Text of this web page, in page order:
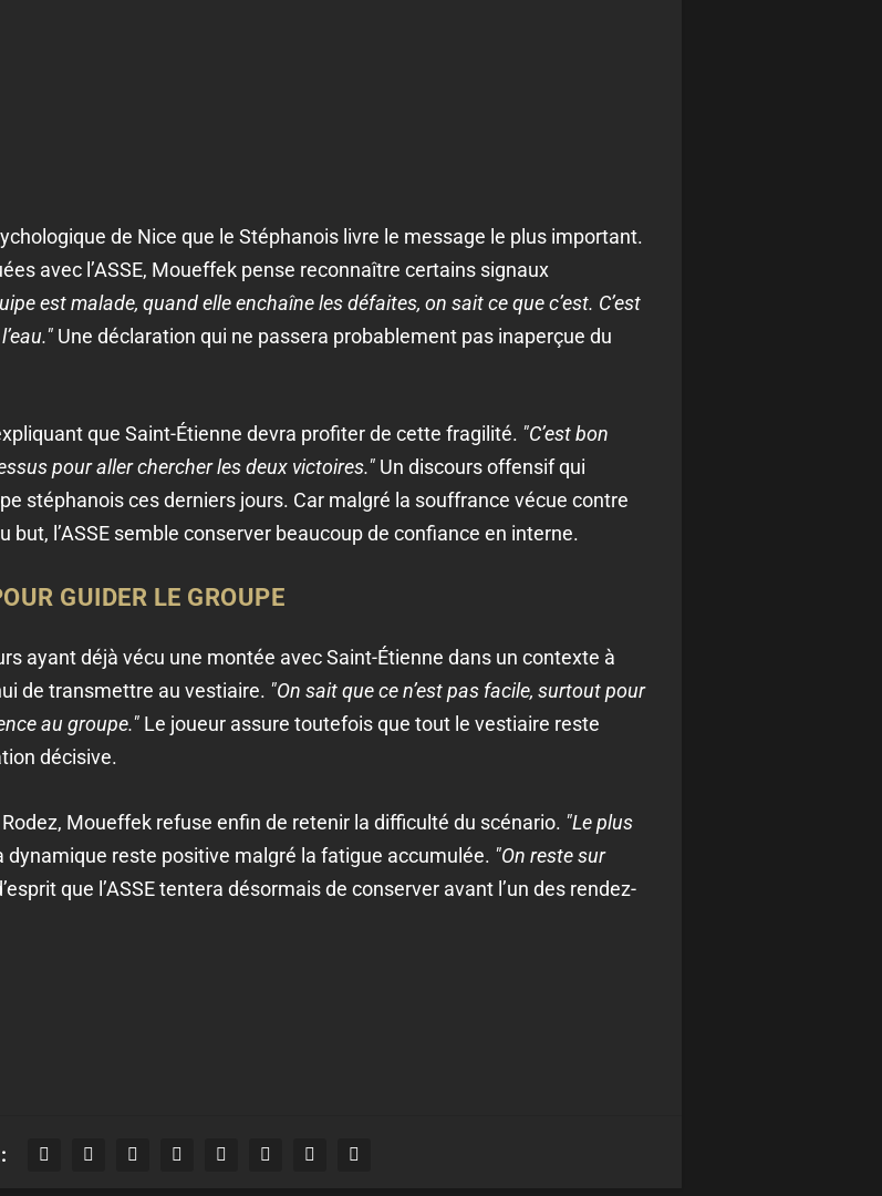
de Nice que le Stéphanois livre le message le plus important.
avec l’ASSE, Moueffek pense reconnaître certains signaux
est malade, quand elle enchaîne les défaites, on sait ce que c’est. C’est
Une déclaration qui ne passera probablement pas inaperçue du
que Saint-Étienne devra profiter de cette fragilité. "C’est bon
pour aller chercher les deux victoires."Un discours offensif qui
stéphanois ces derniers jours. Car malgré la souffrance vécue contre
l’ASSE semble conserver beaucoup de confiance en interne.
GUIDER LE GROUPE
ayant déjà vécu une montée avec Saint-Étienne dans un contexte à
de transmettre au vestiaire. "On sait que ce n’est pas facile, surtout pour
au groupe."Le joueur assure toutefois que tout le vestiaire reste
décisive.
Moueffek refuse enfin de retenir la difficulté du scénario. "Le plus
dynamique reste positive malgré la fatigue accumulée. "On reste sur
que l’ASSE tentera désormais de conserver avant l’un des rendez-